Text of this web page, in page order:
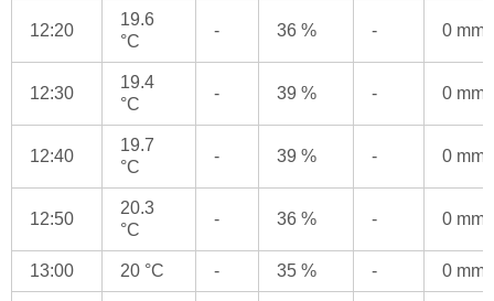
12:20
19.6
°C
- 36 % - 0 mm
12:30
19.4
°C
- 39 % - 0 mm
12:40
19.7
°C
- 39 % - 0 mm
12:50
20.3
°C
- 36 % - 0 mm
13:00 20 °C - 35 % - 0 mm